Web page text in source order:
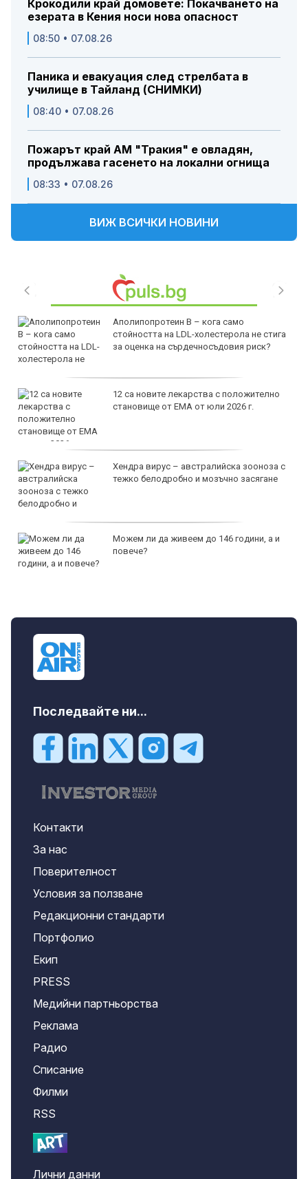
Крокодили край домовете: Покачването на
езерата в Кения носи нова опасност
08:50 • 07.08.26
Паника и евакуация след стрелбата в
училище в Тайланд (СНИМКИ)
08:40 • 07.08.26
Пожарът край АМ "Тракия" е овладян,
продължава гасенето на локални огнища
08:33 • 07.08.26
ВИЖ ВСИЧКИ НОВИНИ
Аполипопротеин B – кога само
стойността на LDL-холестерола не стига
за оценка на сърдечносъдовия риск?
12 са новите лекарства с положително
становище от ЕМА от юли 2026 г.
Хендра вирус – австралийска зооноза с
тежко белодробно и мозъчно засягане
Можем ли да живеем до 146 години, а и
повече?
Последвайте ни...
Контакти
За нас
Поверителност
Условия за ползване
Редакционни стандарти
Портфолио
Екип
PRESS
Медийни партньорства
Реклама
Радио
Списание
Филми
RSS
Лични данни